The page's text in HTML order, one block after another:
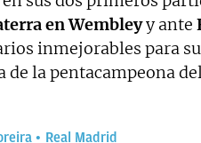
en Wembleyy ante
inmejorables para
de la pentacampeona
Real Madrid